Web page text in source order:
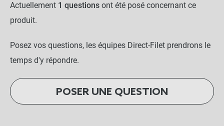
Actuellement 1 questions ont été posé concernant ce
produit.
Posez vos questions, les équipes Direct-Filet prendrons le
temps d'y répondre.
POSER UNE QUESTION